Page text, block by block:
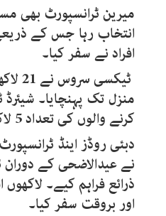
میرین ٹرانسپورٹ بھی
افراد نے سفر کیا۔
منزل تک پہنچایا۔
کرنے والوں کی تعداد 5 لاکھ 4 ہزار 159 رہی ہے۔
دبئی روڈز اینڈ
نے عیدالاضحی کے
ذرائع فراہم کیے۔ لاکھوں
اور بروقت سفر کیا۔